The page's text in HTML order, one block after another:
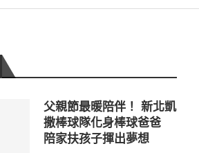
父親節最暖陪伴！ 新北凱
撒棒球隊化身棒球爸爸
陪家扶孩子揮出夢想